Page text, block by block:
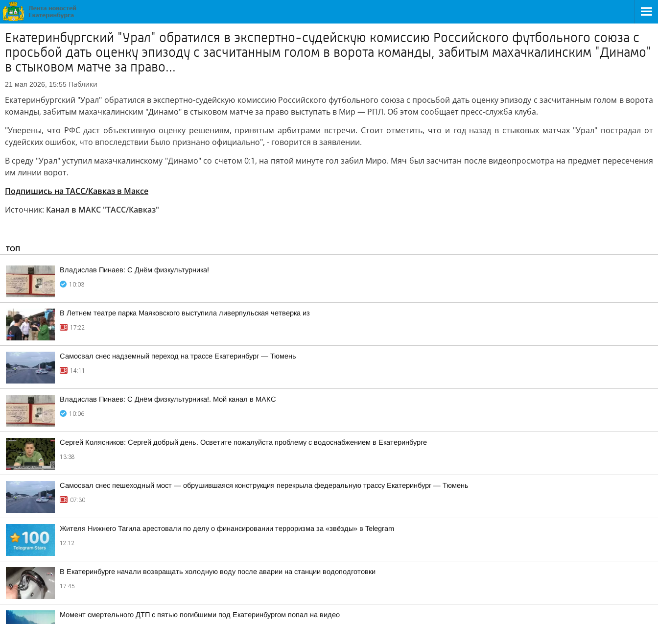
Екатеринбургский "Урал" обратился в экспертно-судейскую комиссию Российского футбольного союза с
просьбой дать оценку эпизоду с засчитанным голом в ворота команды, забитым махачкалинским "Динамо"
в стыковом матче за право...
21 мая 2026, 15:55 Паблики
Екатеринбургский "Урал" обратился в экспертно-судейскую комиссию Российского футбольного союза с просьбой дать оценку эпизоду с засчитанным голом в ворота
команды, забитым махачкалинским "Динамо" в стыковом матче за право выступать в Мир — РПЛ. Об этом сообщает пресс-служба клуба.
"Уверены, что РФС даст объективную оценку решениям, принятым арбитрами встречи. Стоит отметить, что и год назад в стыковых матчах "Урал" пострадал от
судейских ошибок, что впоследствии было признано официально", - говорится в заявлении.
В среду "Урал" уступил махачкалинскому "Динамо" со счетом 0:1, на пятой минуте гол забил Миро. Мяч был засчитан после видеопросмотра на предмет пересечения
им линии ворот.
Подпишись на ТАСС/Кавказ в Максе
Источник: Канал в МАКС "ТАСС/Кавказ"
ТОП
Владислав Пинаев: С Днём физкультурника!
10:03
В Летнем театре парка Маяковского выступила ливерпульская четверка из
17:22
Самосвал снес надземный переход на трассе Екатеринбург — Тюмень
14:11
Владислав Пинаев: С Днём физкультурника!. Мой канал в МАКС
10:06
Сергей Колясников: Сергей добрый день. Осветите пожалуйста проблему с водоснабжением в Екатеринбурге
13:38
Самосвал снес пешеходный мост — обрушившаяся конструкция перекрыла федеральную трассу Екатеринбург — Тюмень
07:30
Жителя Нижнего Тагила арестовали по делу о финансировании терроризма за «звёзды» в Telegram
12:12
В Екатеринбурге начали возвращать холодную воду после аварии на станции водоподготовки
17:45
Момент смертельного ДТП с пятью погибшими под Екатеринбургом попал на видео